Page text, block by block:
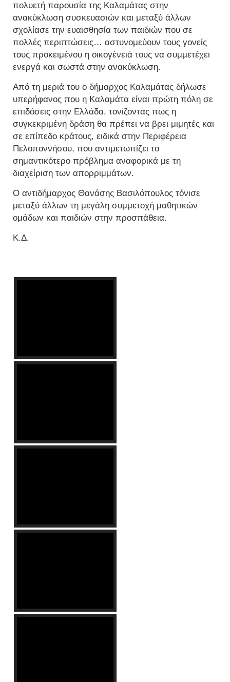
πολυετή παρουσία της Καλαμάτας στην
ανακύκλωση συσκευασιών και μεταξύ άλλων
σχολίασε την ευαισθησία των παιδιών που σε
πολλές περιπτώσεις… αστυνομεύουν τους γονείς
τους προκειμένου η οικογένειά τους να συμμετέχει
ενεργά και σωστά στην ανακύκλωση.
Από τη μεριά του ο δήμαρχος Καλαμάτας δήλωσε
υπερήφανος που η Καλαμάτα είναι πρώτη πόλη σε
επιδόσεις στην Ελλάδα, τονίζοντας πως η
συγκεκριμένη δράση θα πρέπει να βρει μιμητές και
σε επίπεδο κράτους, ειδικά στην Περιφέρεια
Πελοποννήσου, που αντιμετωπίζει το
σημαντικότερο πρόβλημα αναφορικά με τη
διαχείριση των απορριμμάτων.
Ο αντιδήμαρχος Θανάσης Βασιλόπουλος τόνισε
μεταξύ άλλων τη μεγάλη συμμετοχή μαθητικών
ομάδων και παιδιών στην προσπάθεια.
Κ.Δ.